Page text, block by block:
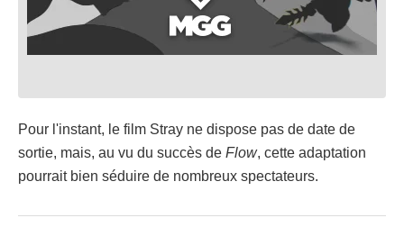
Pour l'instant, le film Stray ne dispose pas de date de
sortie, mais, au vu du succès de Flow, cette adaptation
pourrait bien séduire de nombreux spectateurs.